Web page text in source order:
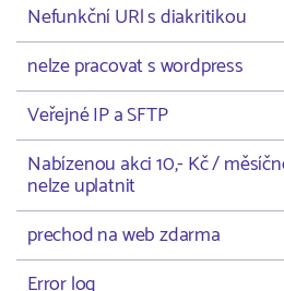
Nefunkční URl s diakritikou
nelze pracovat s wordpress
Veřejné IP a SFTP
Nabízenou akci 10,- Kč /
nelze uplatnit
prechod na web zdarma
Error log